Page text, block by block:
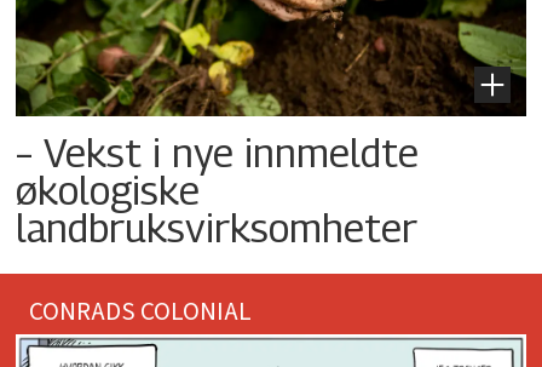
– Vekst i nye innmeldte
økologiske
landbruksvirksomheter
CONRADS COLONIAL